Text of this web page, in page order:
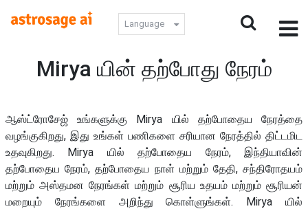
Language
Mirya யின் தற்போது நேரம்
ஆஸ்ட்ரோசேஜ் உங்களுக்கு Mirya யில் தற்போதைய நேரத்தை
வழங்குகிறது, இது உங்கள் பணிகளை சரியான நேரத்தில் திட்டமிட
உதவுகிறது. Mirya யில் தற்போதைய நேரம், இந்தியாவின்
தற்போதைய நேரம், தற்போதைய நாள் மற்றும் தேதி, சந்திரோதயம்
மற்றும் அஸ்தமன நேரங்கள் மற்றும் சூரிய உதயம் மற்றும் சூரியன்
மறையும் நேரங்களை அறிந்து கொள்ளுங்கள். Mirya யில்